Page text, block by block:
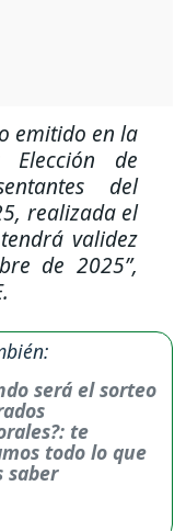
emitido en la
de
del
realizada el
validez
de 2025”,
será el sorteo
te
todo lo que
saber